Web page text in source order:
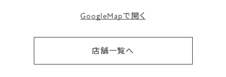
GoogleMapで開く
店舗一覧へ